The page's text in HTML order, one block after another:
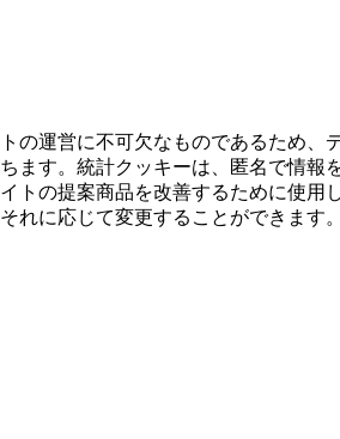
運営に不可欠なものであるため、
ます。統計クッキーは、匿名で情報
の提案商品を改善するために使用
れに応じて変更することができます。